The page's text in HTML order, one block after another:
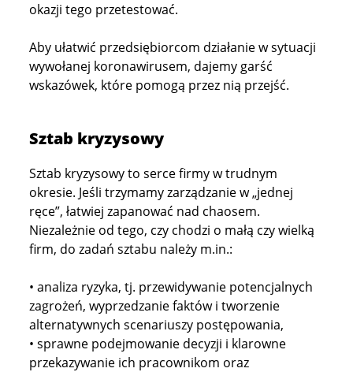
okazji tego przetestować.
Aby ułatwić przedsiębiorcom działanie w sytuacji
wywołanej koronawirusem, dajemy garść
wskazówek, które pomogą przez nią przejść.
Sztab kryzysowy
Sztab kryzysowy to serce firmy w trudnym
okresie. Jeśli trzymamy zarządzanie w „jednej
ręce”, łatwiej zapanować nad chaosem.
Niezależnie od tego, czy chodzi o małą czy wielką
firm, do zadań sztabu należy m.in.:
• analiza ryzyka, tj. przewidywanie potencjalnych
zagrożeń, wyprzedzanie faktów i tworzenie
alternatywnych scenariuszy postępowania,
• sprawne podejmowanie decyzji i klarowne
przekazywanie ich pracownikom oraz